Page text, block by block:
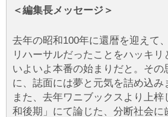
＜編集長メッセージ＞
去年の昭和100年に還暦を迎えて
リハーサルだったことをハッキリ
いよいよ本番の始まりだと。その
に、誌面には夢と元気を詰め込み
また、去年ワニブックスより上梓
和後期」にて論じた、分断社会に